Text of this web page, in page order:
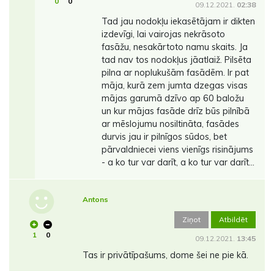
09.12.2021. 02:38
Tad jau nodokļu iekasētājam ir dikten
izdevīgi, lai vairojas nekrāsoto
fasāžu, nesakārtoto namu skaits. Ja
tad nav tos nodokļus jāatlaiž. Pilsēta
pilna ar noplukušām fasādēm. Ir pat
māja, kurā zem jumta dzegas visas
mājas garumā dzīvo ap 60 baložu
un kur mājas fasāde drīz būs pilnībā
ar mēslojumu nosiltināta, fasādes
durvis jau ir pilnīgos sūdos, bet
pārvaldniecei viens vienīgs risinājums
- a ko tur var darīt, a ko tur var darīt...
1 0
Antons
Ziņot Atbildēt
09.12.2021. 13:45
Tas ir privātīpašums, dome šei ne pie kā.